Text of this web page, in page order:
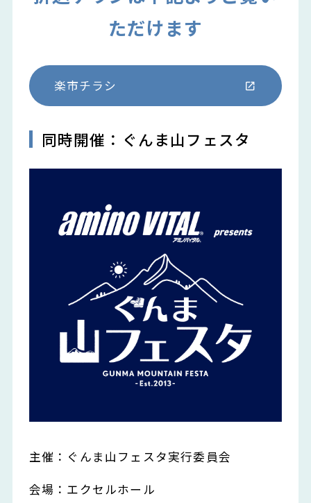
ただけます
楽市チラシ
同時開催：ぐんま山フェスタ
主催：ぐんま山フェスタ実行委員会
会場：エクセルホール